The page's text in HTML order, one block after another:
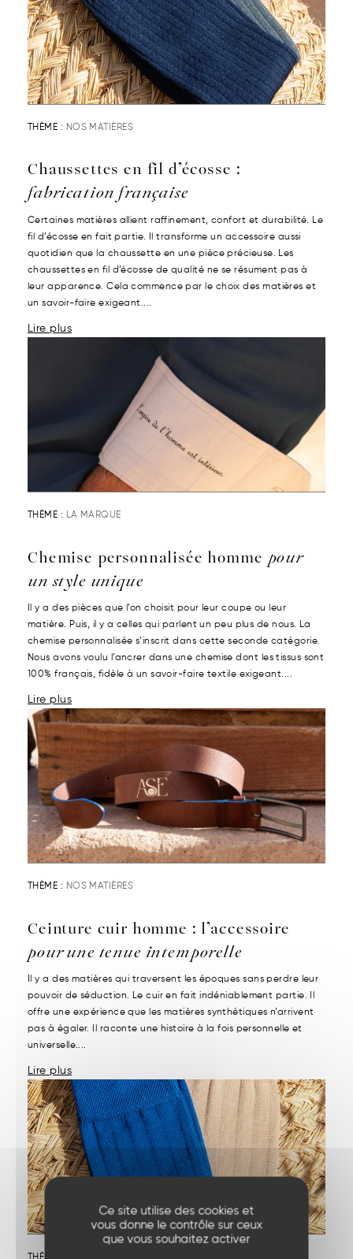
Ce site utilise des cookies et
vous donne le contrôle sur ceux
que vous souhaitez activer
THÈME : NOS MATIÈRES
Chaussettes en fil d’écosse :
fabrication française
Certaines matières allient raffinement, confort et durabilité. Le
fil d’écosse en fait partie. Il transforme un accessoire aussi
quotidien que la chaussette en une pièce précieuse. Les
chaussettes en fil d’écosse de qualité ne se résument pas à
leur apparence. Cela commence par le choix des matières et
un savoir-faire exigeant....
Lire plus
THÈME : LA MARQUE
Chemise personnalisée homme pour
un style unique
Il y a des pièces que l’on choisit pour leur coupe ou leur
matière. Puis, il y a celles qui parlent un peu plus de nous. La
chemise personnalisée s’inscrit dans cette seconde catégorie.
Nous avons voulu l’ancrer dans une chemise dont les tissus sont
100% français, fidèle à un savoir-faire textile exigeant....
Lire plus
THÈME : NOS MATIÈRES
Ceinture cuir homme : l’accessoire
pour une tenue intemporelle
Il y a des matières qui traversent les époques sans perdre leur
pouvoir de séduction. Le cuir en fait indéniablement partie. Il
offre une expérience que les matières synthétiques n’arrivent
pas à égaler. Il raconte une histoire à la fois personnelle et
universelle....
Lire plus